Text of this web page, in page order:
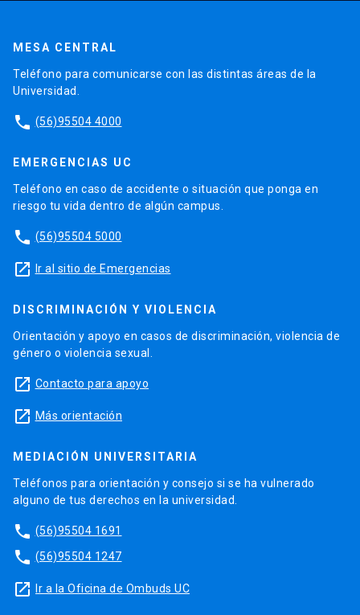
MESA CENTRAL
Teléfono para comunicarse con las distintas áreas de la
Universidad.
phone (56)95504 4000
EMERGENCIAS UC
Teléfono en caso de accidente o situación que ponga en
riesgo tu vida dentro de algún campus.
phone (56)95504 5000
launch Ir al sitio de Emergencias
DISCRIMINACIÓN Y VIOLENCIA
Orientación y apoyo en casos de discriminación, violencia de
género o violencia sexual.
launch Contacto para apoyo
launch Más orientación
MEDIACIÓN UNIVERSITARIA
Teléfonos para orientación y consejo si se ha vulnerado
alguno de tus derechos en la universidad.
phone (56)95504 1691
phone (56)95504 1247
launch Ir a la Oficina de Ombuds UC